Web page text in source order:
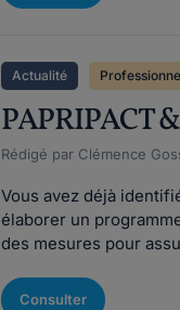
Actualité
PAPRIPACT
Rédigé par Clémence
Vous avez déjà
élaborer un
des mesures pour
Consulter